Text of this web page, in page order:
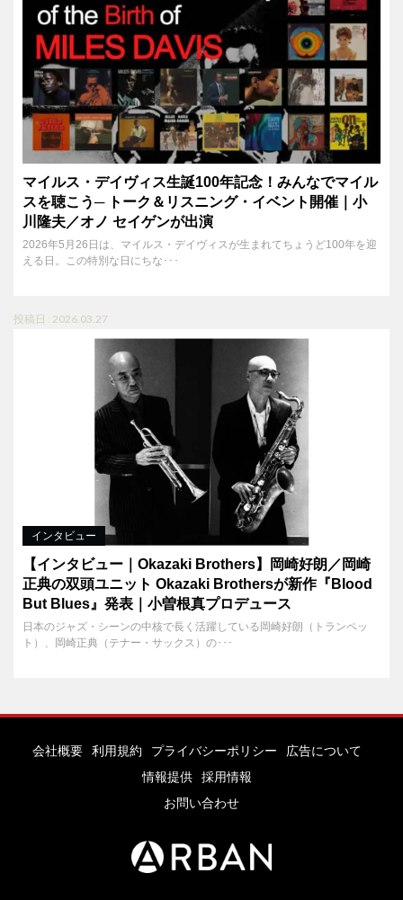
マイルス・デイヴィス生誕100年記念！みんなでマイル
スを聴こう─ トーク＆リスニング・イベント開催｜小
川隆夫／オノ セイゲンが出演
2026年5月26日は、マイルス・デイヴィスが生まれてちょうど100年を迎
える日。この特別な日にちな･･･
投稿日 : 2026.03.27
インタビュー
【インタビュー｜Okazaki Brothers】岡崎好朗／岡崎
正典の双頭ユニット Okazaki Brothersが新作『Blood
But Blues』発表｜小曽根真プロデュース
日本のジャズ・シーンの中核で長く活躍している岡崎好朗（トランペッ
ト）、岡崎正典（テナー・サックス）の･･･
会社概要 利用規約 プライバシーポリシー
広告について
情報提供
採用情報
お問い合わせ